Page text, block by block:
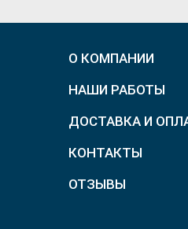
О КОМПАНИИ
НАШИ РАБОТЫ
ДОСТАВКА И
КОНТАКТЫ
ОТЗЫВЫ